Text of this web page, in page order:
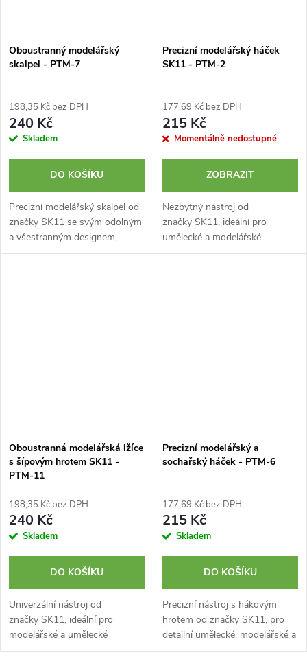
Oboustranný modelářský
skalpel - PTM-7
198,35 Kč bez DPH
240 Kč
Skladem
DO KOŠÍKU
Precizní modelářský skalpel od
značky SK11 se svým odolným
a všestranným designem,
zajišťuje přesnost při
Precizní modelářský háček
SK11 - PTM-2
177,69 Kč bez DPH
215 Kč
Momentálně nedostupné
ZOBRAZIT
Nezbytný nástroj od
značky SK11, ideální pro
umělecké a modelářské
projekty. Celý nástroj je vyroben
Oboustranná modelářská lžíce
s šípovým hrotem SK11 -
PTM-11
198,35 Kč bez DPH
240 Kč
Skladem
DO KOŠÍKU
Univerzální nástroj od
značky SK11, ideální pro
modelářské a umělecké
projekty. Nerezová konstrukce
Precizní modelářský a
sochařský háček - PTM-6
177,69 Kč bez DPH
215 Kč
Skladem
DO KOŠÍKU
Precizní nástroj s hákovým
hrotem od značky SK11, pro
detailní umělecké, modelářské a
řemeslné práce. Konstrukce z